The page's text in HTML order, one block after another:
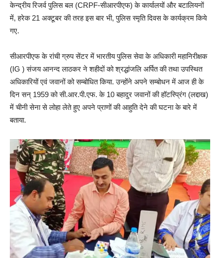
केन्द्रीय रिजर्व पुलिस बल (CRPF-सीआरपीएफ) के कार्यालयों और बटालियनों
में, हरेक 21 अक्टूबर की तरह इस बार भी, पुलिस स्मृति दिवस के कार्यक्रम किये
गए.
सीआरपीएफ के रांची ग्रुप सेंटर में भारतीय पुलिस सेवा के अधिकारी महानिरीक्षक
(IG ) संजय आनन्द लाठकर ने शहीदों को श्रद्धांजलि अर्पित की तथा उपस्थित
अधिकारियों एवं जवानों को सम्बोधित किया. उन्होंने अपने सम्बोधन में आज ही के
दिन सन् 1959 को सी.आर.पी.एफ. के 10 बहादुर जवानों की हॉटस्प्रिंग (लद्दाख)
में चीनी सेना से लोहा लेते हुए अपने प्राणों की आहुति देने की घटना के बारे में
बताया.